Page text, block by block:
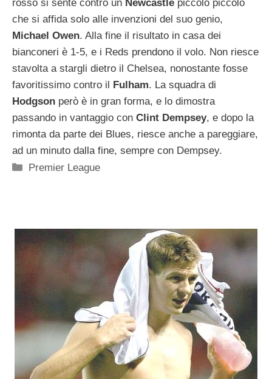
rosso si sente contro un Newcastle piccolo piccolo
che si affida solo alle invenzioni del suo genio,
Michael Owen. Alla fine il risultato in casa dei
bianconeri è 1-5, e i Reds prendono il volo. Non riesce
stavolta a stargli dietro il Chelsea, nonostante fosse
favoritissimo contro il Fulham. La squadra di
Hodgson però è in gran forma, e lo dimostra
passando in vantaggio con Clint Dempsey, e dopo la
rimonta da parte dei Blues, riesce anche a pareggiare,
ad un minuto dalla fine, sempre con Dempsey.
Categorie
Premier League